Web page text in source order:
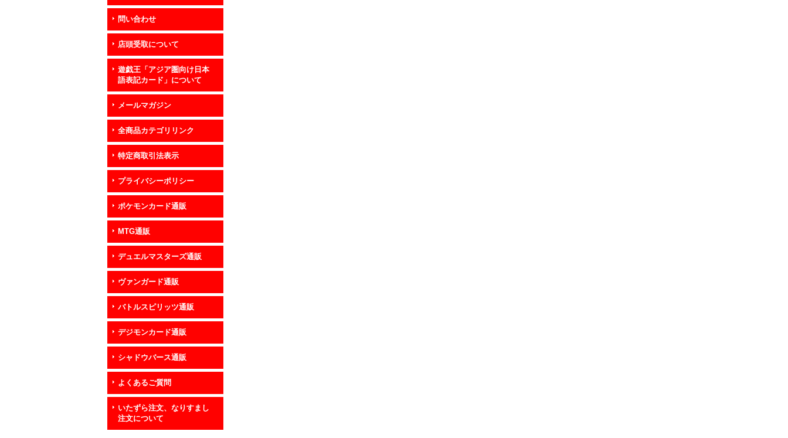
問い合わせ
店頭受取について
遊戯王「アジア圏向け日本
語表記カード」について
メールマガジン
全商品カテゴリリンク
特定商取引法表示
プライバシーポリシー
ポケモンカード通販
MTG通販
デュエルマスターズ通販
ヴァンガード通販
バトルスピリッツ通販
デジモンカード通販
シャドウバース通販
よくあるご質問
いたずら注文、なりすまし
注文について